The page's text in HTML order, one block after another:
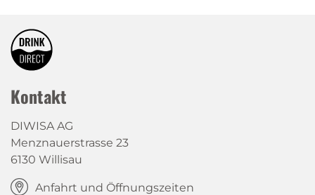
Kontakt
DIWISA AG
Menznauerstrasse 23
6130 Willisau
Anfahrt und Öffnungszeiten